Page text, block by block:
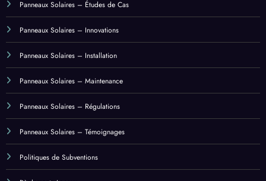
Panneaux Solaires – Équipements
Panneaux Solaires – Études de Cas
Panneaux Solaires – Innovations
Panneaux Solaires – Installation
Panneaux Solaires – Maintenance
Panneaux Solaires – Régulations
Panneaux Solaires – Témoignages